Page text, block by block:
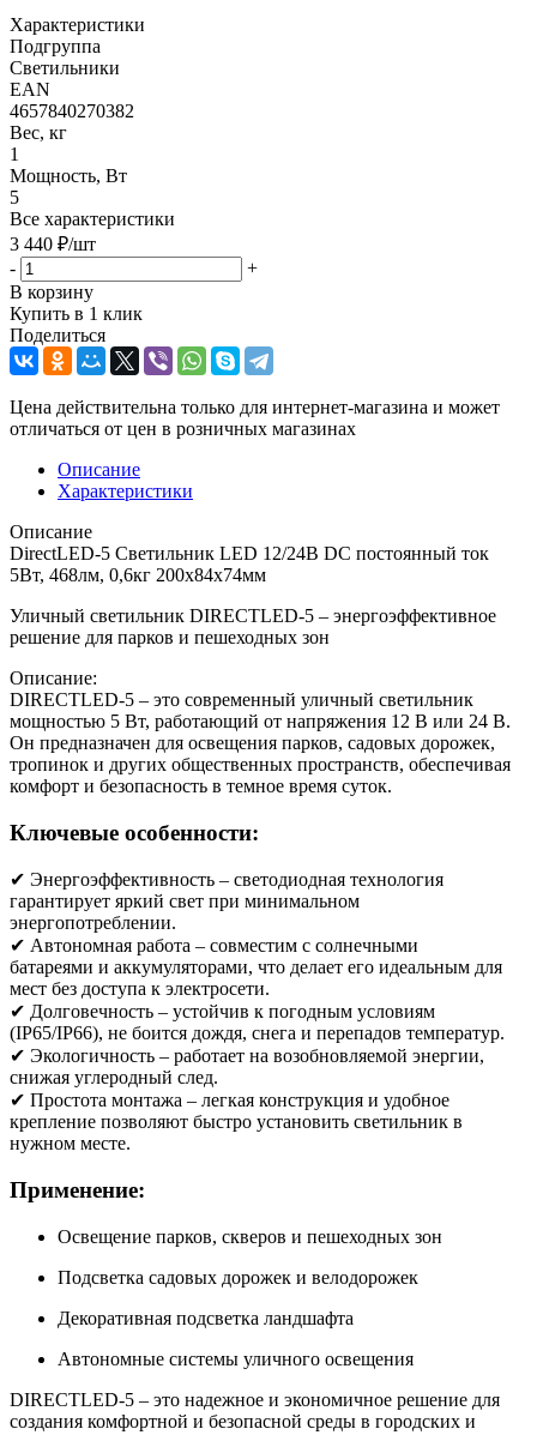
Характеристики
Подгруппа
Светильники
EAN
4657840270382
Вес, кг
1
Мощность, Вт
5
Все характеристики
3 440 ₽/шт
-
+
В корзину
Купить в 1 клик
Поделиться
Цена действительна только для интернет-магазина и может
отличаться от цен в розничных магазинах
Описание
Характеристики
Описание
DirectLED-5 Cветильник LED 12/24В DC постоянный ток
5Вт, 468лм, 0,6кг 200х84х74мм
Уличный светильник DIRECTLED-5 – энергоэффективное
решение для парков и пешеходных зон
Описание:
DIRECTLED-5 – это современный уличный светильник
мощностью 5 Вт, работающий от напряжения 12 В или 24 В.
Он предназначен для освещения парков, садовых дорожек,
тропинок и других общественных пространств, обеспечивая
комфорт и безопасность в темное время суток.
Ключевые особенности:
✔ Энергоэффективность – светодиодная технология
гарантирует яркий свет при минимальном
энергопотреблении.
✔ Автономная работа – совместим с солнечными
батареями и аккумуляторами, что делает его идеальным для
мест без доступа к электросети.
✔ Долговечность – устойчив к погодным условиям
(IP65/IP66), не боится дождя, снега и перепадов температур.
✔ Экологичность – работает на возобновляемой энергии,
снижая углеродный след.
✔ Простота монтажа – легкая конструкция и удобное
крепление позволяют быстро установить светильник в
нужном месте.
Применение:
Освещение парков, скверов и пешеходных зон
Подсветка садовых дорожек и велодорожек
Декоративная подсветка ландшафта
Автономные системы уличного освещения
DIRECTLED-5 – это надежное и экономичное решение для
создания комфортной и безопасной среды в городских и